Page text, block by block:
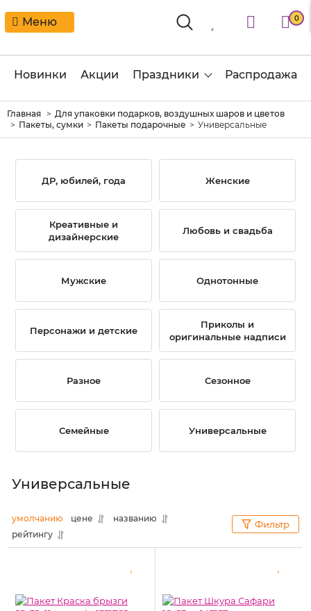
Меню 0
Новинки Акции Праздники Распродажа
Главная
Для упаковки подарков, воздушных шаров и цветов
Пакеты, сумки
Пакеты подарочные Универсальные
ДР, юбилей, года Женские
Креативные и
дизайнерские
Любовь и свадьба
Мужские Однотонные
Персонажи и детские
Приколы и
оригинальные надписи
Разное Сезонное
Семейные Универсальные
Универсальные
умолчанию цене
названию
рейтингу
Фильтр